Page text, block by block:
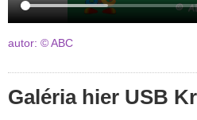
autor: © ABC
Galéria hier USB